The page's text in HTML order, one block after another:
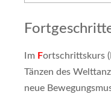
Im Fortschrittskurs
Tänzen des
neue